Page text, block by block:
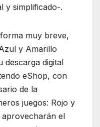
y simplificado-.
muy breve,
y Amarillo
descarga digital
eShop, con
de la
juegos: Rojo y
aprovecharán el